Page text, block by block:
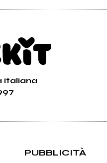
italiana
PUBBLICITÀ